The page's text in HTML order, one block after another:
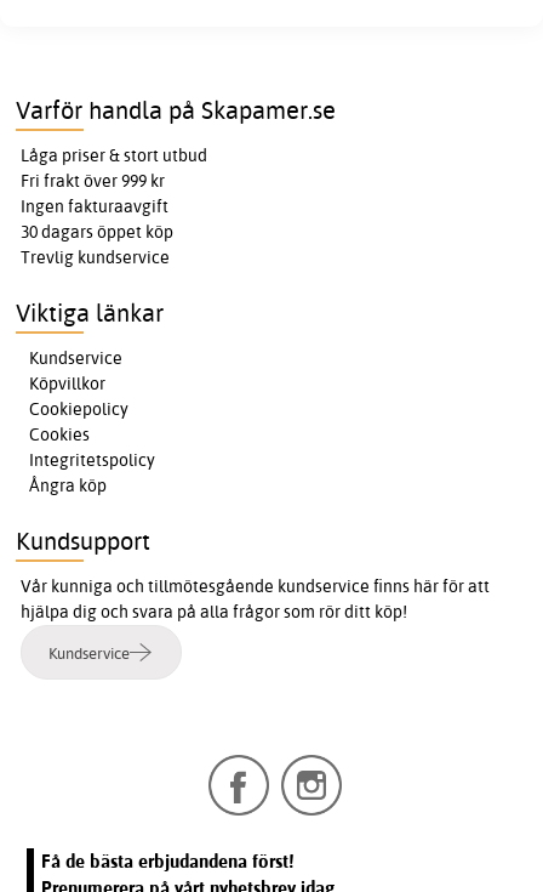
Varför handla på Skapamer.se
Låga priser & stort utbud
Fri frakt över 999 kr
Ingen fakturaavgift
30 dagars öppet köp
Trevlig kundservice
Viktiga länkar
Kundservice
Köpvillkor
Cookiepolicy
Cookies
Integritetspolicy
Ångra köp
Kundsupport
Vår kunniga och tillmötesgående kundservice finns här för att
hjälpa dig och svara på alla frågor som rör ditt köp!
Kundservice
Få de bästa erbjudandena först!